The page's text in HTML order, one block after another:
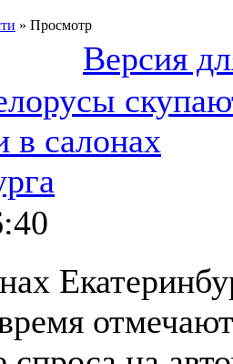
» Просмотр
Версия
в салонах